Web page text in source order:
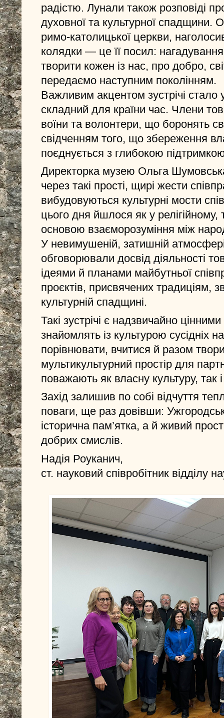
радістю. Лунали також розповіді
духовної та культурної спадщини.
римо-католицької церкви,
колядки — це її посил:
творити кожен із нас, про добро,
передаємо наступним поколінням.
Важливим акцентом зустрічі стало
складний для країни час. Члени
воїни та волонтери, що боронять
свідченням того, що збереження
поєднується з глибокою
Директорка музею Ольга
через такі прості, щирі жести
вибудовуються культурні мости
цього дня йшлося як у релігійному,
основою взаєморозуміння між
У невимушеній, затишній
обговорювали досвід діяльності
ідеями й планами майбутньої
проєктів, присвячених традиціям,
культурній спадщині.
Такі зустрічі є надзвичайно
знайомлять із культурою сусідніх
порівнювати, вчитися й разом
мультикультурний простір для
поважають як власну культуру, так
Захід залишив по собі відчуття
поваги, ще раз довівши:
історична пам’ятка, а й живий
добрих смислів.
Надія Роуканич,
ст. науковий співробітник відділу